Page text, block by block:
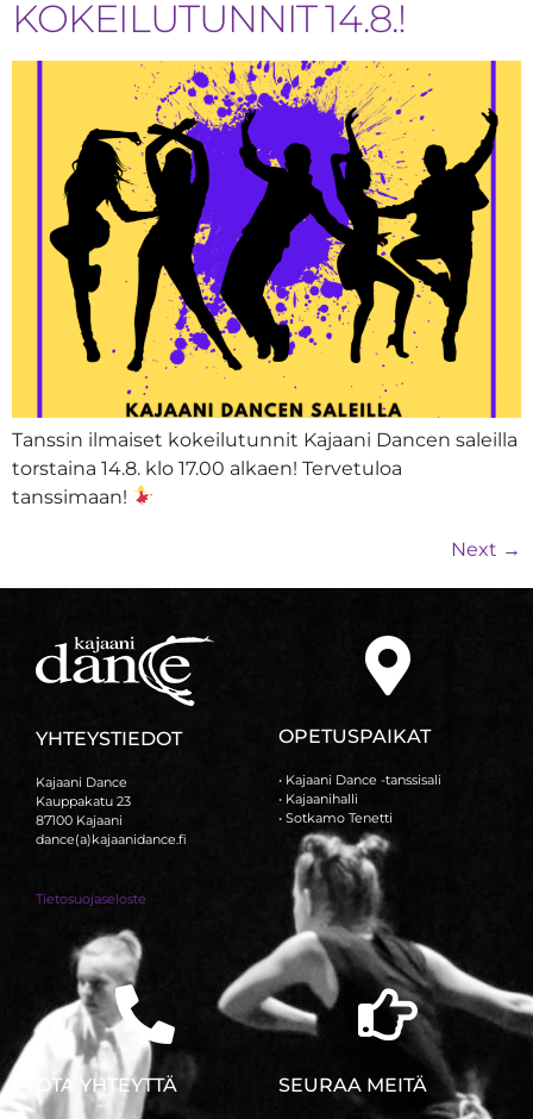
KOKEILUTUNNIT 14.8.!
Tanssin ilmaiset kokeilutunnit Kajaani Dancen saleilla
torstaina 14.8. klo 17.00 alkaen! Tervetuloa
tanssimaan!
Next →
YHTEYSTIEDOT
Kajaani Dance
Kauppakatu 23
87100 Kajaani
dance(a)kajaanidance.fi
Tietosuojaseloste
OPETUSPAIKAT
• Kajaani Dance -tanssisali
• Kajaanihalli
• Sotkamo Tenetti
OTA YHTEYTTÄ SEURAA MEITÄ